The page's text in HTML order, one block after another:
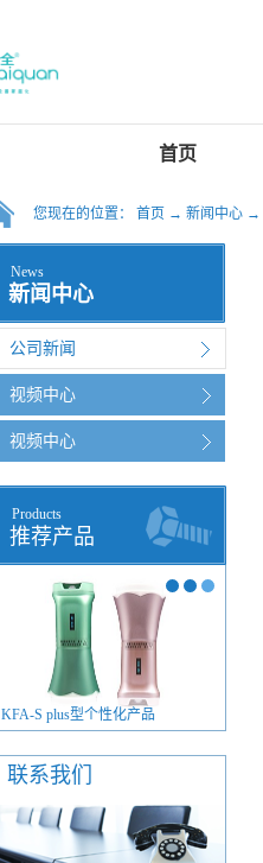
首页
您现在的位置： 首页 → 新闻中心 →
新闻中心
News
公司新闻
视频中心
视频中心
推荐产品
Products
KFA-S plus型个性化产品
联系我们